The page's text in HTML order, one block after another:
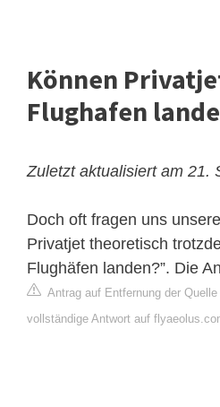
Können
Flughafen
Zuletzt aktualisiert am 21.
Doch oft fragen uns
Privatjet theoretisch
Flughäfen landen?”. Die
Antrag auf Entfernung der Quelle
vollständige Antwort auf